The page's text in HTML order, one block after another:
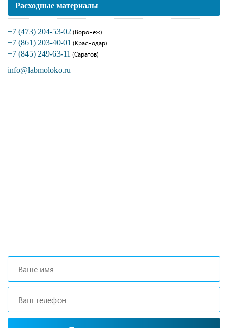
Расходные материалы
+7 (473) 204-53-02 (Воронеж)
+7 (861) 203-40-01 (Краснодар)
+7 (845) 249-63-11 (Саратов)
info@labmoloko.ru